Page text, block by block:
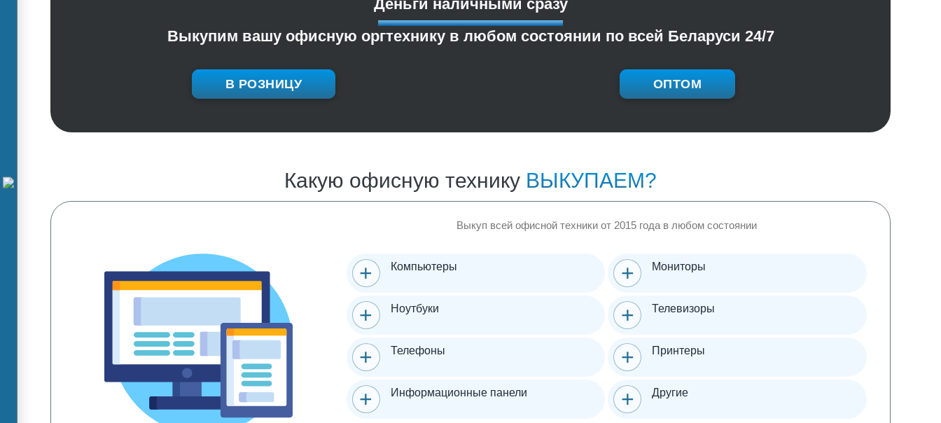
Деньги наличными сразу
Выкупим вашу офисную оргтехнику в любом состоянии по всей Беларуси 24/7
В РОЗНИЦУ ОПТОМ
Какую офисную технику ВЫКУПАЕМ?
Выкуп всей офисной техники от 2015 года в любом состоянии
Компьютеры
Ноутбуки
Телефоны
Информационные панели
Мониторы
Телевизоры
Принтеры
Другие